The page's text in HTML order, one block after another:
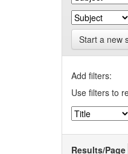
Start a new
Add filters:
Use filters to
Results/Page